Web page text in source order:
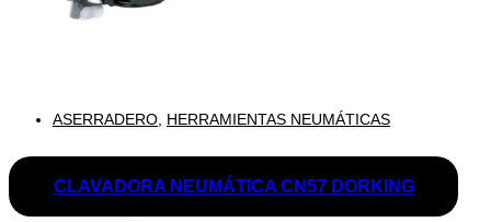
ASERRADERO, HERRAMIENTAS NEUMÁTICAS
CLAVADORA NEUMÁTICA CN57 DORKING